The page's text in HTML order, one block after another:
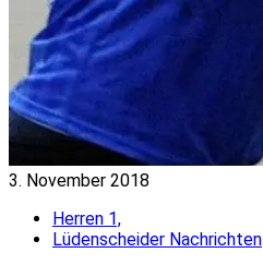
3. November 2018
Herren 1,
Lüdenscheider Nachrichten